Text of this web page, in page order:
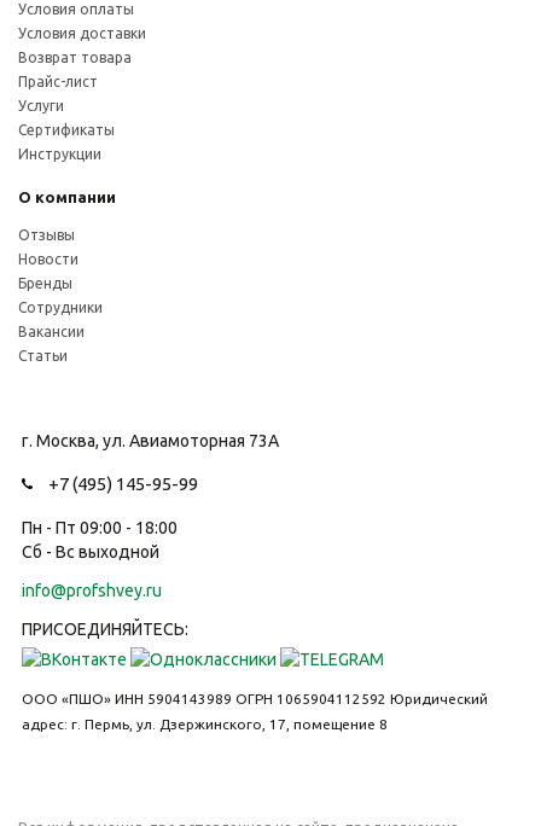
г. Москва, ул. Авиамоторная 73А
+7 (495) 145-95-99
Пн - Пт 09:00 - 18:00
Сб - Вс выходной
info@profshvey.ru
ПРИСОЕДИНЯЙТЕСЬ:
ООО «ПШО» ИНН 5904143989 ОГРН 1065904112592 Юридический
адрес: г. Пермь, ул. Дзержинского, 17, помещение 8
Условия оплаты
Условия доставки
Возврат товара
Прайс-лист
Услуги
Сертификаты
Инструкции
О компании
Отзывы
Новости
Бренды
Сотрудники
Вакансии
Статьи